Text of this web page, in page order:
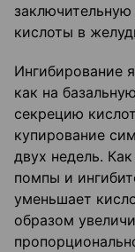
кислоты в
Ингибирование
как на
секрецию
купирование
двух недель.
помпы и
уменьшает
образом